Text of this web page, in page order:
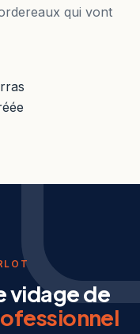
qui vont
vidage de